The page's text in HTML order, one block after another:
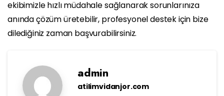
ekibimizle hızlı müdahale sağlanarak sorunlarınıza
anında çözüm üretebilir, profesyonel destek için bize
dilediğiniz zaman başvurabilirsiniz.
admin
atilimvidanjor.com